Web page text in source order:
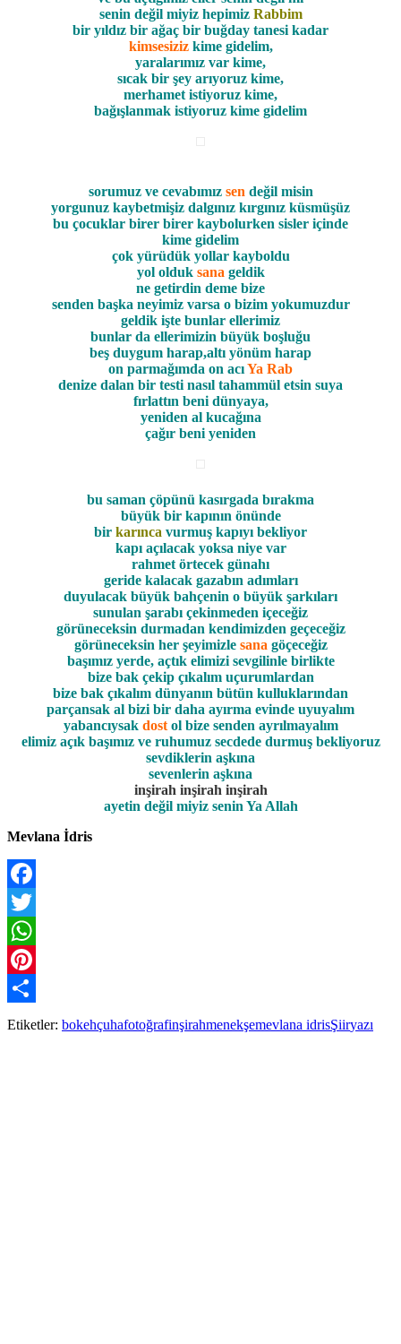
senin değil miyiz hepimiz Rabbim
bir yıldız bir ağaç bir buğday tanesi kadar
kimsesizizkime gidelim,
yaralarımız var kime,
sıcak bir şey arıyoruz kime,
merhamet istiyoruz kime,
bağışlanmak istiyoruz kime gidelim
sorumuz ve cevabımız sen değil misin
yorgunuz kaybetmişiz dalgınız kırgınız küsmüşüz
bu çocuklar birer birer kaybolurken sisler içinde
kime gidelim
çok yürüdük yollar kayboldu
yol olduk sana geldik
ne getirdin deme bize
senden başka neyimiz varsa o bizim yokumuzdur
geldik işte bunlar ellerimiz
bunlar da ellerimizin büyük boşluğu
beş duygum harap,altı yönüm harap
on parmağımda on acıYa Rab
denize dalan bir testi nasıl tahammül etsin suya
fırlattın beni dünyaya,
yeniden al kucağına
çağır beni yeniden
bu saman çöpünü kasırgada bırakma
büyük bir kapının önünde
bir karınca vurmuş kapıyı bekliyor
kapı açılacak yoksa niye var
rahmet örtecek günahı
geride kalacak gazabın adımları
duyulacak büyük bahçenin o büyük şarkıları
sunulan şarabı çekinmeden içeceğiz
görüneceksin durmadan kendimizden geçeceğiz
görüneceksin her şeyimizle sana göçeceğiz
başımız yerde, açtık elimizi sevgilinle birlikte
bize bak çekip çıkalım uçurumlardan
bize bak çıkalım dünyanın bütün kulluklarından
parçansak al bizi bir daha ayırma evinde uyuyalım
yabancıysak dost ol bize senden ayrılmayalım
elimiz açık başımız ve ruhumuz secdede durmuş bekliyoruz
sevdiklerin aşkına
sevenlerin aşkına
inşirah inşirah inşirah
ayetin değil miyiz senin Ya Allah
Mevlana İdris
Facebook
Twitter
WhatsApp
Pinterest
Paylaş
Etiketler: bokehçuhafotoğrafinşirahmenekşemevlana idrisŞiiryazı